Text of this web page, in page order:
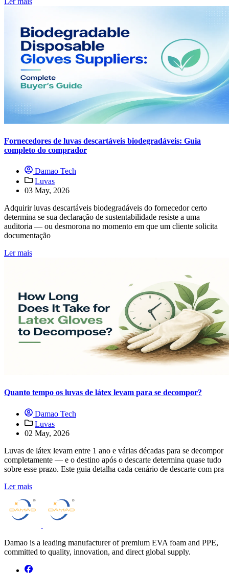
Fornecedores de luvas descartáveis biodegradáveis: Guia
completo do comprador
Damao Tech
Luvas
03 May, 2026
Adquirir luvas descartáveis biodegradáveis do fornecedor certo
determina se sua declaração de sustentabilidade resiste a uma
auditoria — ou desmorona no momento em que um cliente solicita
documentação
Ler mais
Quanto tempo os luvas de látex levam para se decompor?
Damao Tech
Luvas
02 May, 2026
Luvas de látex levam entre 1 ano e várias décadas para se decompor
completamente — e o destino após o descarte determina quase tudo
sobre esse prazo. Este guia detalha cada cenário de descarte com pra
Ler mais
Damao is a leading manufacturer of premium EVA foam and PPE,
committed to quality, innovation, and direct global supply.
facebook